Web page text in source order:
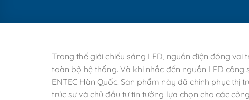
Trong thế giới chiếu sáng LED, nguồn điện đóng
toàn bộ hệ thống. Và khi nhắc đến nguồn LED
ENTEC Hàn Quốc. Sản phẩm này đã chinh phục thị
trúc sư và chủ đầu tư tin tưởng lựa chọn cho các